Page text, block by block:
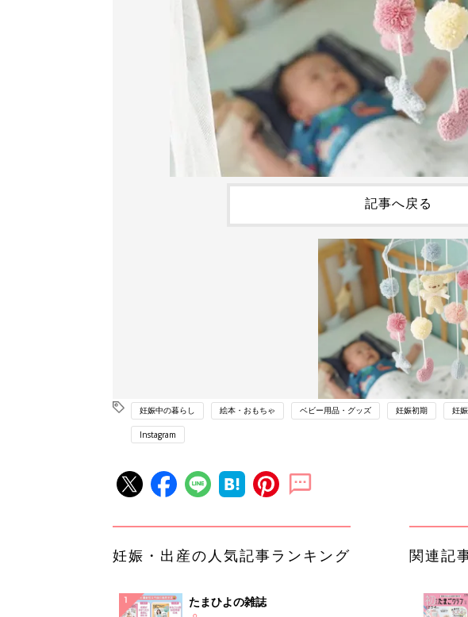
記事へ戻る
妊娠中の暮らし 絵本・おもちゃ ベビー用品・グッズ 妊娠初期 妊
Instagram
妊娠・出産の人気記事ランキング
たまひよの雑誌
関連記